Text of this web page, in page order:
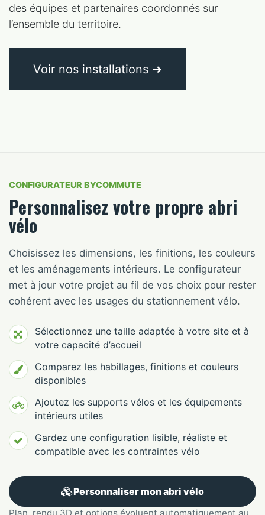
des équipes et partenaires coordonnés sur
l’ensemble du territoire.
Voir nos installations ➜
CONFIGURATEUR BYCOMMUTE
Personnalisez votre propre abri
vélo
Choisissez les dimensions, les finitions, les couleurs
et les aménagements intérieurs. Le configurateur
met à jour votre projet au fil de vos choix pour rester
cohérent avec les usages du stationnement vélo.
Sélectionnez une taille adaptée à votre site et à
votre capacité d’accueil
Comparez les habillages, finitions et couleurs
disponibles
Ajoutez les supports vélos et les équipements
intérieurs utiles
Gardez une configuration lisible, réaliste et
compatible avec les contraintes vélo
Personnaliser mon abri vélo